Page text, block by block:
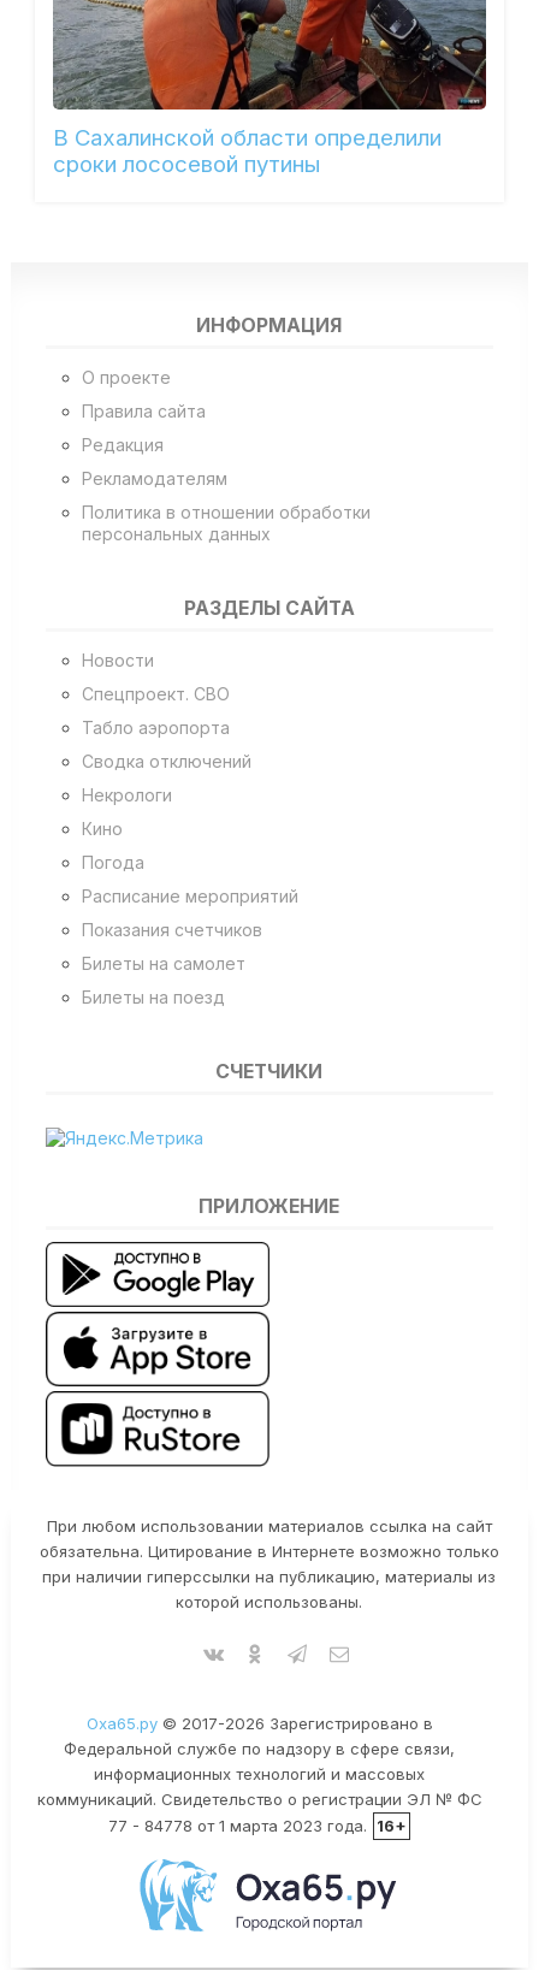
В Сахалинской области определили
сроки лососевой путины
ИНФОРМАЦИЯ
О проекте
Правила сайта
Редакция
Рекламодателям
Политика в отношении обработки
персональных данных
РАЗДЕЛЫ САЙТА
Новости
Спецпроект. СВО
Табло аэропорта
Сводка отключений
Некрологи
Кино
Погода
Расписание мероприятий
Показания счетчиков
Билеты на самолет
Билеты на поезд
СЧЕТЧИКИ
ПРИЛОЖЕНИЕ
При любом использовании материалов ссылка на сайт
обязательна. Цитирование в Интернете возможно только
при наличии гиперссылки на публикацию, материалы из
которой использованы.
Оха65.ру© 2017-2026 Зарегистрировано в
Федеральной службе по надзору в сфере связи,
информационных технологий и массовых
коммуникаций. Свидетельство о регистрации ЭЛ № ФС
77 - 84778 от 1 марта 2023 года.
16+